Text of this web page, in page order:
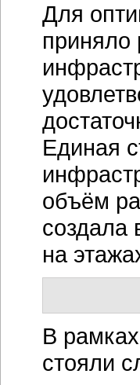
Для
приняло
Единая
объём
создала
на
В
стояли